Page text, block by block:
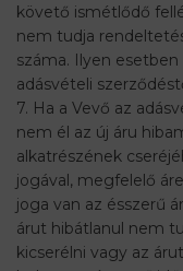
követő ismétlődő
nem tudja
száma. Ilyen esetben
adásvételi
7. Ha a Vevő az
nem él az új áru
alkatrészének
jogával, megfelelő
joga van az ésszerű
árut hibátlanul nem
kicserélni vagy az